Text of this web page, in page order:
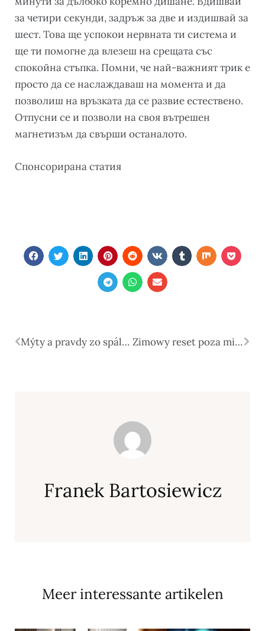
за четири секунди, задръж за две и издишвай за
шест. Това ще успокои нервната ти система и
ще ти помогне да влезеш на срещата със
спокойна стъпка. Помни, че най-важният трик е
просто да се наслаждаваш на момента и да
позволиш на връзката да се развие естествено.
Отпусни се и позволи на своя вътрешен
магнетизъм да свърши останалото.
Cпонсорирана статия
Mýty a pravdy zo spálne Zimowy reset poza miastem. Dlaczego coraz częściej wybieramy aktywny odpoczynek zamiast leniwego urlopu?
Franek Bartosiewicz
Meer interessante artikelen